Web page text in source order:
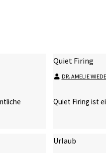
Quiet Firing
DR. AMELIE
Quiet Firing ist
Urlaub